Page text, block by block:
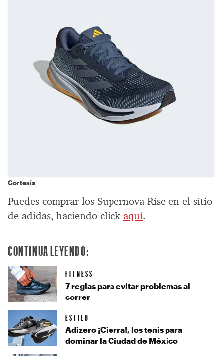
Cortesía
Puedes comprar los Supernova Rise en el sitio
de adidas, haciendo click aquí.
CONTINUA LEYENDO:
FITNESS
7 reglas para evitar problemas al
correr
ESTILO
Adizero ¡Cierra!, los tenis para
dominar la Ciudad de México